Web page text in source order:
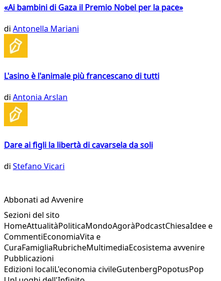
«Ai bambini di Gaza il Premio Nobel per la pace»
di Antonella Mariani
L'asino è l'animale più francescano di tutti
di Antonia Arslan
Dare ai figli la libertà di cavarsela da soli
di Stefano Vicari
Abbonati ad Avvenire
Sezioni del sito
HomeAttualitàPoliticaMondoAgoràPodcastChiesaIdee e
CommentiEconomiaVita e
CuraFamigliaRubricheMultimediaEcosistema avvenire
Pubblicazioni
Edizioni localiL'economia civileGutenbergPopotusPop